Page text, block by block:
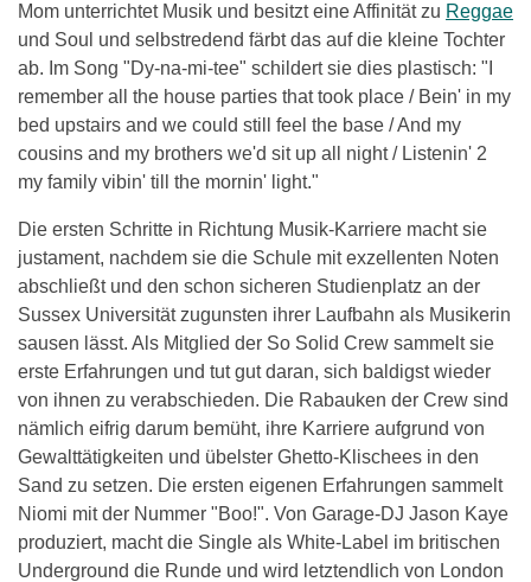
Mom unterrichtet Musik und besitzt eine Affinität zu Reggae
und Soul und selbstredend färbt das auf die kleine Tochter
ab. Im Song "Dy-na-mi-tee" schildert sie dies plastisch: "I
remember all the house parties that took place / Bein' in my
bed upstairs and we could still feel the base / And my
cousins and my brothers we'd sit up all night / Listenin' 2
my family vibin' till the mornin' light."
Die ersten Schritte in Richtung Musik-Karriere macht sie
justament, nachdem sie die Schule mit exzellenten Noten
abschließt und den schon sicheren Studienplatz an der
Sussex Universität zugunsten ihrer Laufbahn als Musikerin
sausen lässt. Als Mitglied der So Solid Crew sammelt sie
erste Erfahrungen und tut gut daran, sich baldigst wieder
von ihnen zu verabschieden. Die Rabauken der Crew sind
nämlich eifrig darum bemüht, ihre Karriere aufgrund von
Gewalttätigkeiten und übelster Ghetto-Klischees in den
Sand zu setzen. Die ersten eigenen Erfahrungen sammelt
Niomi mit der Nummer "Boo!". Von Garage-DJ Jason Kaye
produziert, macht die Single als White-Label im britischen
Underground die Runde und wird letztendlich von London